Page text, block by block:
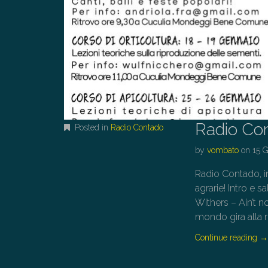
Posted in Radio Contado Radio
byvombato on 15
Radio Contado,
agrarie! Intro e
Withers – Ain’t
mondo gira alla
Continue reading →